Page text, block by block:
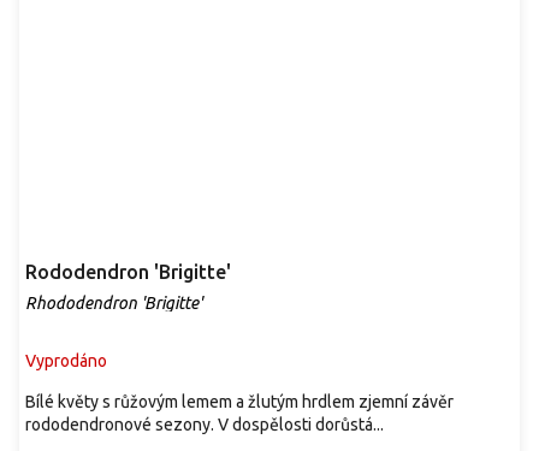
Rododendron 'Brigitte'
Rhododendron 'Brigitte'
Vyprodáno
Bílé květy s růžovým lemem a žlutým hrdlem zjemní závěr
rododendronové sezony. V dospělosti dorůstá...